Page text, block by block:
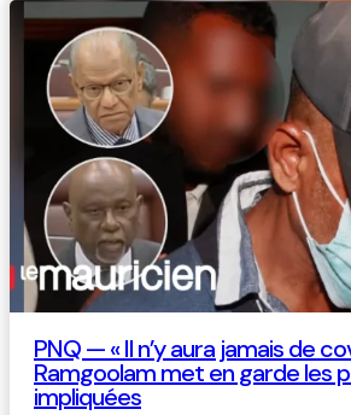
PNQ — « Il n’y aura jamais de
Ramgoolam met en garde les
impliquées